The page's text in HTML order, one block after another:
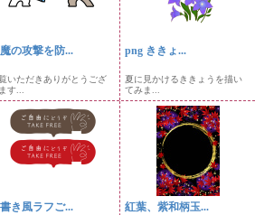
の攻撃を防...
いただきありがとうござ
す...
png ききょ...
夏に見かけるききょうを描い
てみま...
き風ラフご... 紅葉、紫和柄玉...